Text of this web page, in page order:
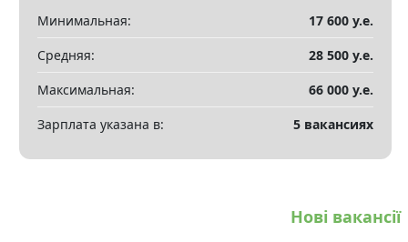
Минимальная:
17 600 у.е.
Средняя:
28 500 у.е.
Максимальная:
66 000 у.е.
Зарплата указана в:
5 вакансиях
Нові вакансії